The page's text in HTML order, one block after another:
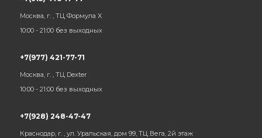
Москва, г. , ТЦ Формула Х
10:00 - 21:00 без выходных
+7(977) 421-77-71
Москва, г. , ТЦ Dexter
10:00 - 21:00 без выходных
+7(928) 248-47-47
Краснодар, г. , ул. Уральская, дом 99, ТЦ Вега, 2й этаж